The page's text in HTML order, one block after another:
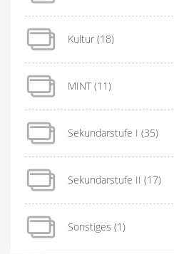
Kultur (18)
MINT(11)
Sekundarstufe I (35)
Sekundarstufe II (17)
Sonstiges (1)